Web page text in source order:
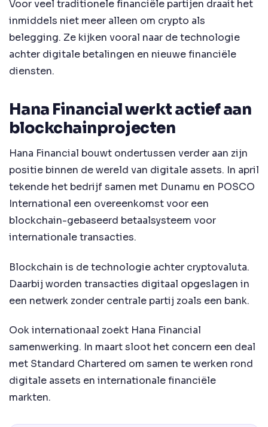
Voor veel traditionele financiële partijen draait het
inmiddels niet meer alleen om crypto als
belegging. Ze kijken vooral naar de technologie
achter digitale betalingen en nieuwe financiële
diensten.
Hana Financial werkt actief aan
blockchainprojecten
Hana Financial bouwt ondertussen verder aan zijn
positie binnen de wereld van digitale assets. In april
tekende het bedrijf samen met Dunamu en POSCO
International een overeenkomst voor een
blockchain-gebaseerd betaalsysteem voor
internationale transacties.
Blockchain is de technologie achter cryptovaluta.
Daarbij worden transacties digitaal opgeslagen in
een netwerk zonder centrale partij zoals een bank.
Ook internationaal zoekt Hana Financial
samenwerking. In maart sloot het concern een deal
met Standard Chartered om samen te werken rond
digitale assets en internationale financiële
markten.